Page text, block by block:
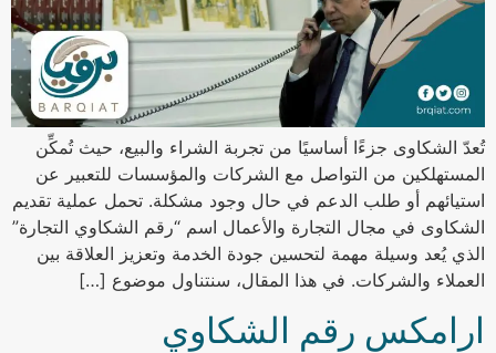
تُعدّ الشكاوى جزءًا أساسيًا من تجربة الشراء والبيع، حيث تُمكِّن
المستهلكين من التواصل مع الشركات والمؤسسات للتعبير عن
استيائهم أو طلب الدعم في حال وجود مشكلة. تحمل عملية تقديم
الشكاوى في مجال التجارة والأعمال اسم “رقم الشكاوي التجارة”
الذي يُعد وسيلة مهمة لتحسين جودة الخدمة وتعزيز العلاقة بين
العملاء والشركات. في هذا المقال، سنتناول موضوع […]
ارامكس رقم الشكاوي